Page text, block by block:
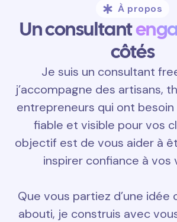
À propos
Un consultant
côtés
Je suis un consultant
j’accompagne des artisans,
entrepreneurs qui ont besoin
fiable et visible pour vos
objectif est de vous aider à
inspirer confiance à vos
Que vous partiez d’une idée
abouti, je construis avec